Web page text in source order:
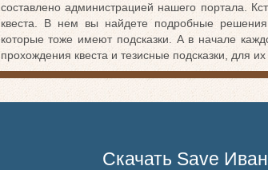
составлено администрацией нашего портала.
квеста. В нем вы найдете подробные
которые тоже имеют подсказки. А в начале
прохождения квеста и тезисные подсказки, для их
Скачать Save